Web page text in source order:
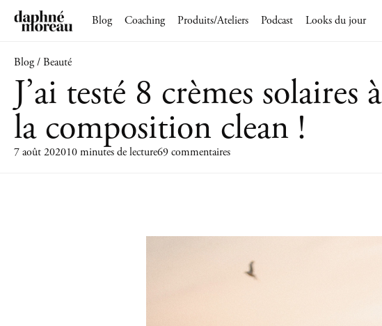
Blog Coaching Produits/Ateliers Podcast Looks du jour
Blog / Beauté
J’ai testé 8 crèmes solaires à
la composition clean !
7 août 202010 minutes de lecture69 commentaires